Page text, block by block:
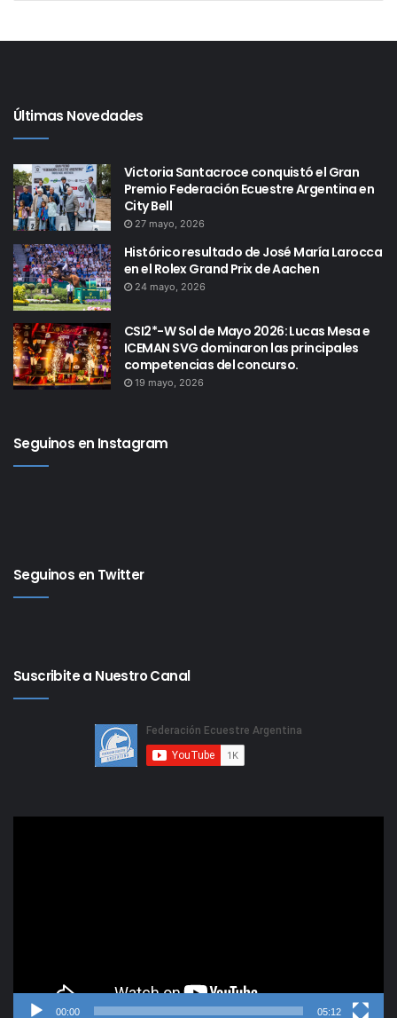
Últimas Novedades
Victoria Santacroce conquistó el Gran
Premio Federación Ecuestre Argentina en
City Bell
27 mayo, 2026
Histórico resultado de José María Larocca
en el Rolex Grand Prix de Aachen
24 mayo, 2026
CSI2*-W Sol de Mayo 2026: Lucas Mesa e
ICEMAN SVG dominaron las principales
competencias del concurso.
19 mayo, 2026
Seguinos en Instagram
Seguinos en Twitter
Suscribite a Nuestro Canal
00:00 05:12